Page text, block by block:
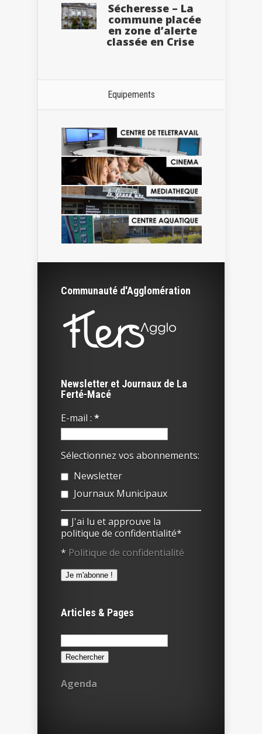
Sécheresse – La
commune placée
en zone d’alerte
classée en Crise
Equipements
Communauté d'Agglomération
Newsletter et Journaux de La
Ferté-Macé
E-mail : *
Sélectionnez vos abonnements:
Newsletter
Journaux Municipaux
J'ai lu et approuve la
politique de confidentialité*
* Politique de confidentialité
Articles & Pages
Rechercher :
Agenda